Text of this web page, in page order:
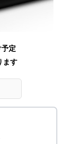
定
ます